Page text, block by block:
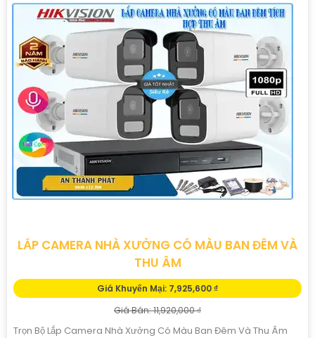
LẮP CAMERA NHÀ XƯỞNG CÓ MÀU BAN ĐÊM VÀ
THU ÂM
Giá Khuyến Mại: 7,925,600 ₫
Giá Bán: 11,920,000 ₫
Trọn Bộ Lắp Camera Nhà Xưởng Có Màu Ban Đêm Và Thu Âm